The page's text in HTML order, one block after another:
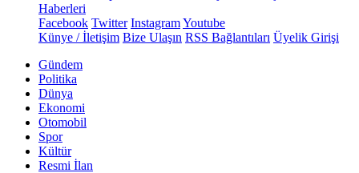
Haberleri
Facebook Twitter InstagramYoutube
Künye / İletişim Bize Ulaşın RSS Bağlantıları Üyelik Girişi
Gündem
Politika
Dünya
Ekonomi
Otomobil
Spor
Kültür
Resmi İlan